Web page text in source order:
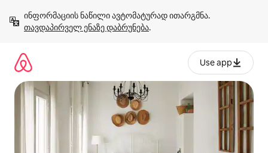
გადასვლა
თავდაპირველ ენაზე დაბრუნება.
Use app